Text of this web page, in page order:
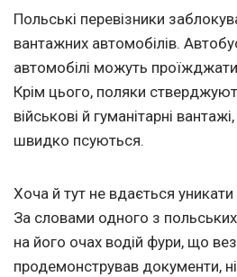
Польські перевізники
вантажних автомобілів.
автомобілі можуть
Крім цього, поляки
військові й гуманітарні
швидко псуються.
Хоча й тут не вдається уникати
За словами одного з польських
на його очах водій фури, що
продемонстрував документи,